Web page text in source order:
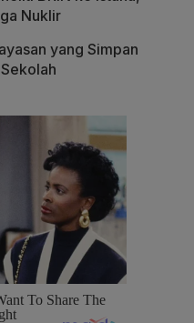
Nuklir
yang Simpan